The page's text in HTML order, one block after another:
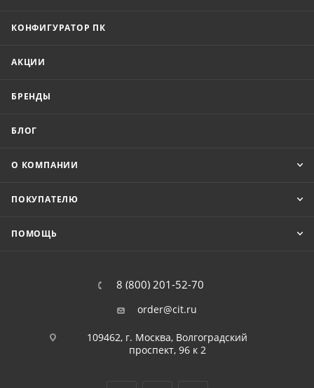
КОНФИГУРАТОР ПК
АКЦИИ
БРЕНДЫ
БЛОГ
О КОМПАНИИ
ПОКУПАТЕЛЮ
ПОМОЩЬ
8 (800) 201-52-70
order@cit.ru
109462, г. Москва, Волгоградский
проспект, 96 к 2